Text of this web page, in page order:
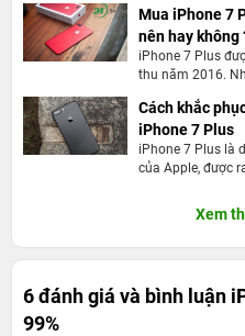
Mua iPhone 7
nên hay không
iPhone 7 Plus
thu năm 2016.
siêu phẩm thu
tại, sản phẩm
đặt ra câu hỏi
điểm hiện tại có
Cách khắc
iPhone 7 Plus
iPhone 7 Plus là
của Apple, được
yêu thích. Tuy
dụng sản phẩm
chúng ta cùng
Xem
6 đánh giá và bình luận
99%